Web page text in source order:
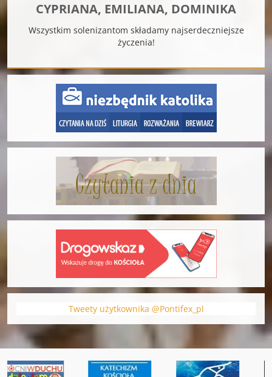
CYPRIANA, EMILIANA, DOMINIKA
Wszystkim solenizantom składamy najserdeczniejsze
życzenia!
Tweety użytkownika @Pontifex_pl